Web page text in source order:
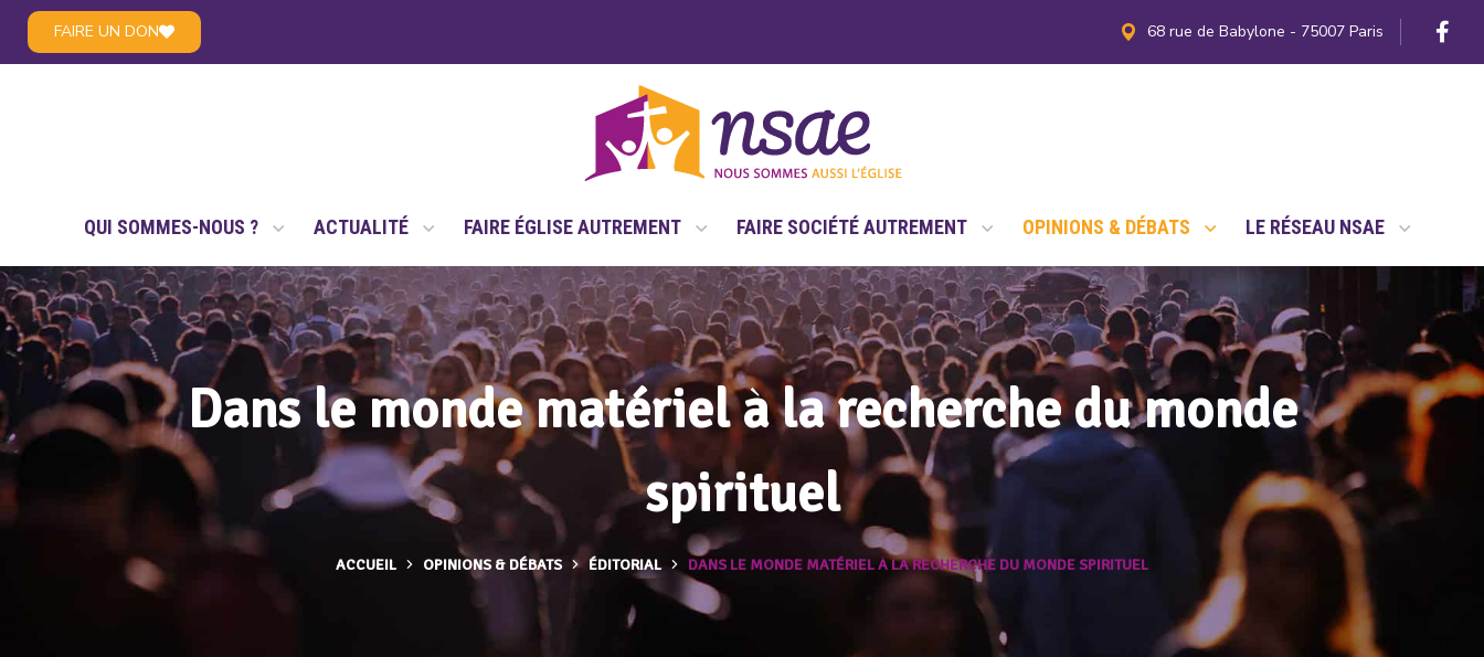
FAIRE UN DON 68 rue de Babylone - 75007 Paris
QUI SOMMES-NOUS ? ACTUALITÉ FAIRE ÉGLISE AUTREMENT FAIRE SOCIÉTÉ AUTREMENT OPINIONS & DÉBATS LE RÉSEAU NSAE
LE RÉSEAU NSAE
Dans le monde matériel à la recherche du monde
spirituel
ACCUEIL OPINIONS & DÉBATS ÉDITORIAL DANS LE MONDE MATÉRIEL À LA RECHERCHE DU MONDE SPIRITUEL